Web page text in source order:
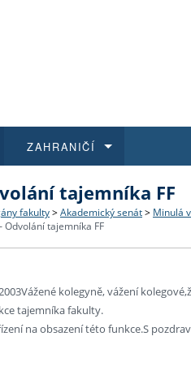
ZAHRANIČÍ
tajemníka FF
fakulty > Akademický senát > Minulá
Odvolání tajemníka FF
kolegyně, vážení
tajemníka fakulty.
na obsazení této funkce.S